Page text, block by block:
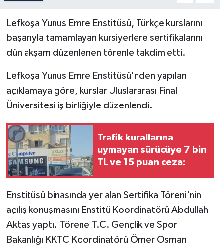
Lefkoşa Yunus Emre Enstitüsü, Türkçe kurslarını
başarıyla tamamlayan kursiyerlere sertifikalarını
dün akşam düzenlenen törenle takdim etti.
Lefkoşa Yunus Emre Enstitüsü'nden yapılan
açıklamaya göre, kurslar Uluslararası Final
Üniversitesi iş birliğiyle düzenlendi.
Trafik kurallarına
uymayan sürücüye 7 bin
TL ve 15 puan ceza:
Enstitüsü binasında yer alan Sertifika Töreni'nin
açılış konuşmasını Enstitü Koordinatörü Abdullah
Aktaş yaptı. Törene T.C. Gençlik ve Spor
Bakanlığı KKTC Koordinatörü Ömer Osman